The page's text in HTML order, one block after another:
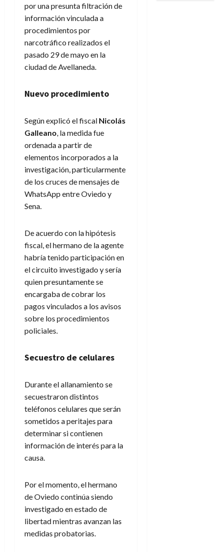
por una presunta filtración de
información vinculada a
procedimientos por
narcotráfico realizados el
pasado 29 de mayo en la
ciudad de Avellaneda.
Nuevo procedimiento
Según explicó el fiscal Nicolás
Galleano , la medida fue
ordenada a partir de
elementos incorporados a la
investigación, particularmente
de los cruces de mensajes de
WhatsApp entre Oviedo y
Sena.
De acuerdo con la hipótesis
fiscal, el hermano de la agente
habría tenido participación en
el circuito investigado y sería
quien presuntamente se
encargaba de cobrar los
pagos vinculados a los avisos
sobre los procedimientos
policiales.
Secuestro de celulares
Durante el allanamiento se
secuestraron distintos
teléfonos celulares que serán
sometidos a peritajes para
determinar si contienen
información de interés para la
causa.
Por el momento, el hermano
de Oviedo continúa siendo
investigado en estado de
libertad mientras avanzan las
medidas probatorias.